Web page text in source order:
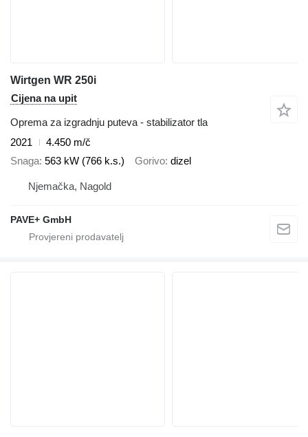
Wirtgen WR 250i
Cijena na upit
Oprema za izgradnju puteva - stabilizator tla
2021
4.450 m/č
Snaga 563 kW (766 k.s.) Gorivo dizel
Njemačka, Nagold
PAVE+ GmbH